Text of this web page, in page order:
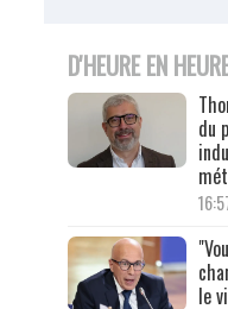
D'HEURE EN
du
le